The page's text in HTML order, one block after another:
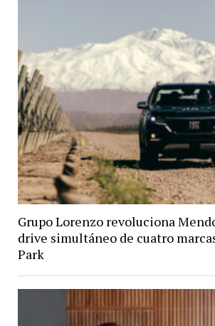
Grupo Lorenzo revoluciona
drive simultáneo de cuatro
Park